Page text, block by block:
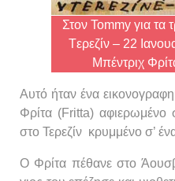
Στον Tommy για τα
Tερεζίν – 22
Μπέντριχ
Αυτό ήταν ένα
Φρίτα (Fritta) αφιερωμένο
στο Τερεζίν κρυμμένο σ’
Ο Φρίτα πέθανε στο